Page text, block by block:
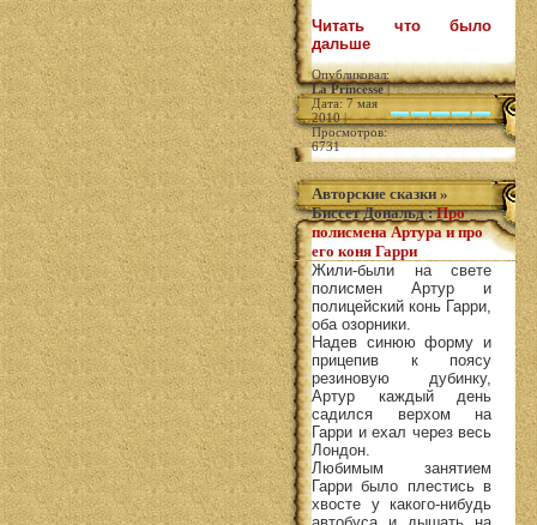
Читать что было
дальше
Опубликовал:
La Princesse|
Дата: 7 мая
2010 |
Просмотров:
6731
Авторские сказки »
Биссет Дональд:Про
полисмена Артура и про
его коня Гарри
Жили-были на свете
полисмен Артур и
полицейский конь Гарри,
оба озорники.
Надев синюю форму и
прицепив к поясу
резиновую дубинку,
Артур каждый день
садился верхом на
Гарри и ехал через весь
Лондон.
Любимым занятием
Гарри было плестись в
хвосте у какого-нибудь